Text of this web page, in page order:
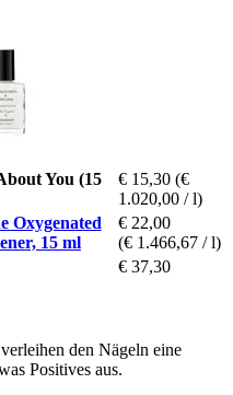
You (15
€ 15,30 (€
1.020,00 / l)
Oxygenated
15 ml
€ 22,00
(€ 1.466,67 / l)
€ 37,30
den Nägeln eine
Positives aus.